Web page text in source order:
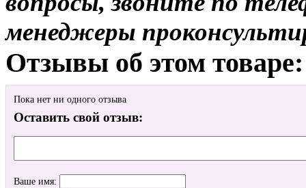
менеджеры
Отзывы об этом товаре:
Пока нет ни одного отзыва
Оставить свой отзыв:
Ваше имя: